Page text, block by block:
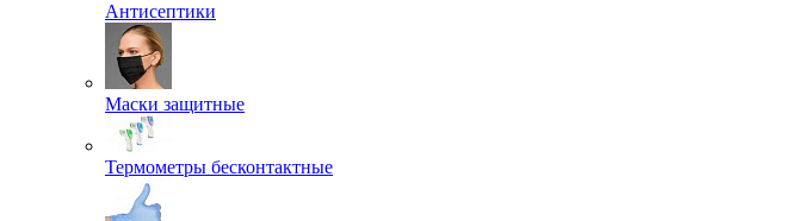
Антисептики
Маски защитные
Термометры бесконтактные